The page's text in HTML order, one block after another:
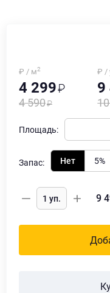
₽ / м2
4 299
4 590
₽ /
9
Площадь:
Запас: Нет 5%
9